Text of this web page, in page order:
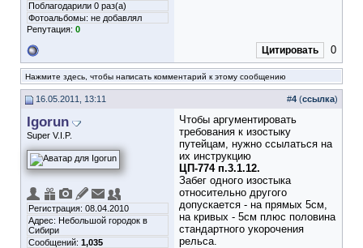
Поблагодарили 0 раз(а)
Фотоальбомы: не добавлял
Репутация: 0
Цитировать 0
Нажмите здесь, чтобы написать комментарий к этому сообщению
16.05.2011, 13:11 #4 (ссылка)
Igorun
Super V.I.P.
Регистрация: 08.04.2010
Адрес: Небольшой городок в
Сибири
Сообщений: 1,035
Чтобы аргументировать
требования к изостыку
путейцам, нужно ссылаться на
их инструкцию
ЦП-774 п.3.1.12.
Забег одного изостыка
относительно другого
допускается - на прямых 5см,
на кривых - 5см плюс половина
стандартного укорочения
рельса.